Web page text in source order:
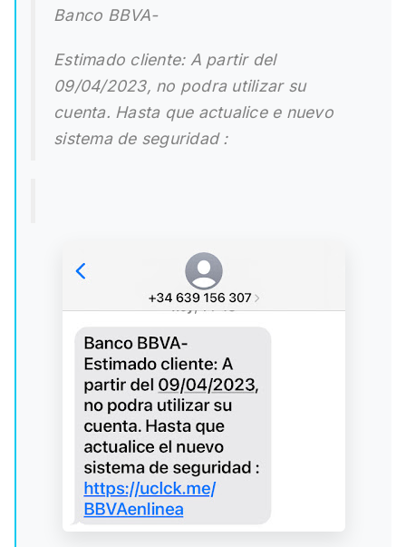
Banco BBVA-
Estimado cliente: A partir del
09/04/2023, no podra utilizar su
cuenta. Hasta que actualice e nuevo
sistema de seguridad :